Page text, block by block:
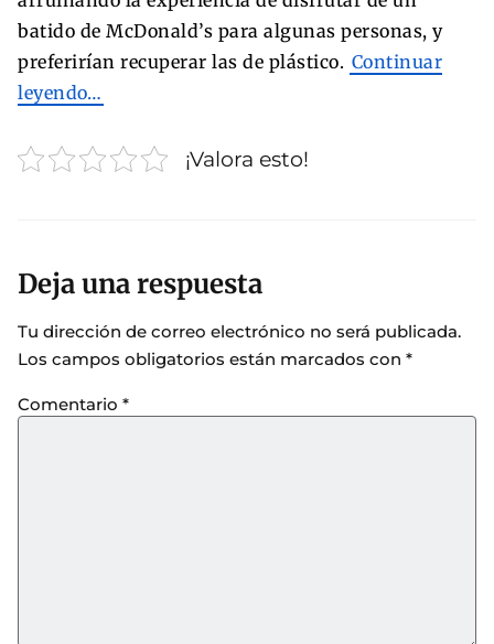
batido de McDonald’s para algunas personas, y
preferirían recuperar las de plástico. Continuar
leyendo…
¡Valora esto!
Deja una respuesta
Tu dirección de correo electrónico no será publicada.
Los campos obligatorios están marcados con *
Comentario *